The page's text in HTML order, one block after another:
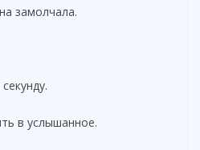
замолчала.
в услышанное.